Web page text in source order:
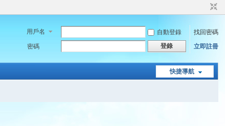
用戶名 自動登錄
找回密碼
密碼
登錄 立即註冊
快捷導航